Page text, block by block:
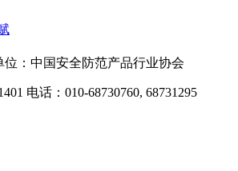
：中国安全防范产品行业协会
电话：010-68730760, 68731295